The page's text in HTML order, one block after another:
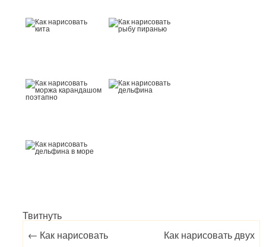
Твитнуть
Post navigation
← Как нарисовать
Как нарисовать двух